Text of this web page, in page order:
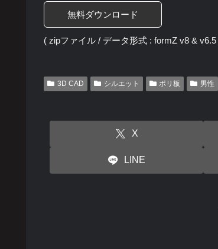
無料ダウンロード
( zipファイル / データ形式 : formZ v8 &
3D CAD シルエット ポリ板 男性
X
LINE